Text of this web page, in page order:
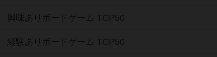
興味ありボードゲーム TOP50
経験ありボードゲーム TOP50